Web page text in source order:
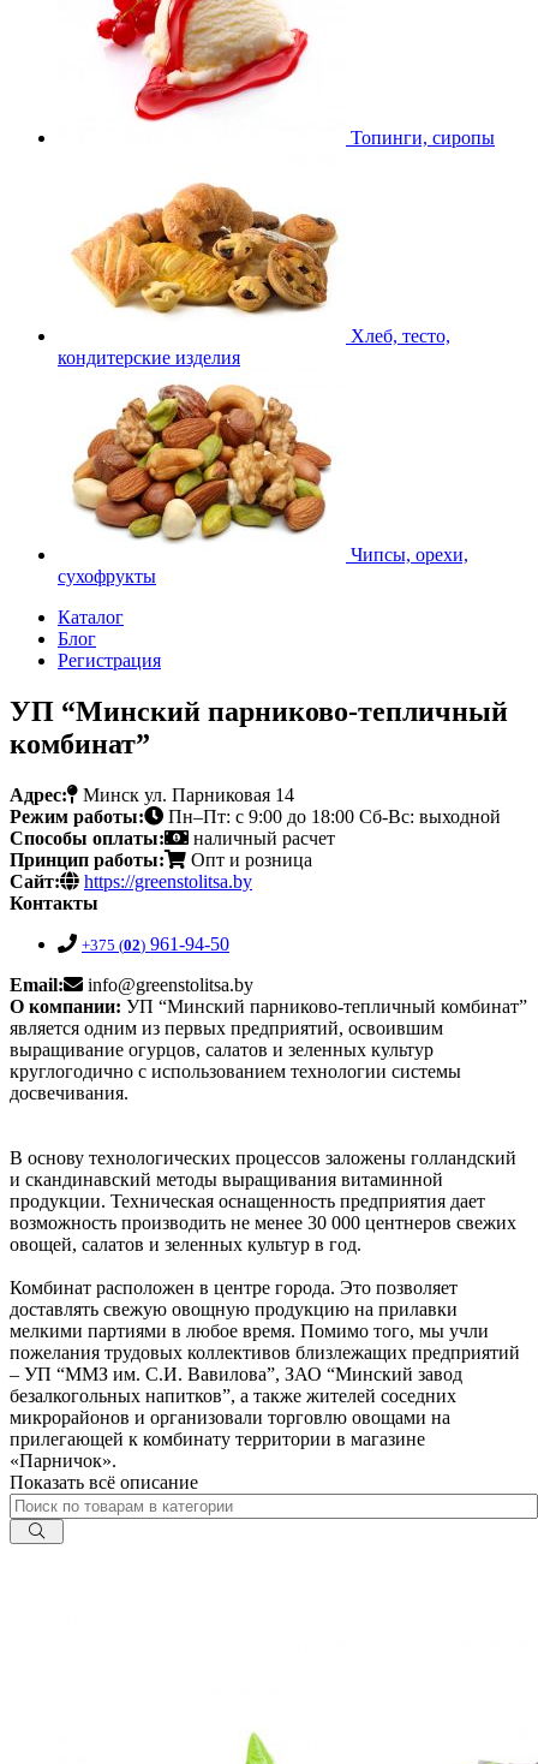
Топинги, сиропы
Хлеб, тесто,
кондитерские изделия
Чипсы, орехи,
сухофрукты
Каталог
Блог
Регистрация
УП “Минский парниково-тепличный
комбинат”
Адрес:
Минск ул. Парниковая 14
Режим работы:
Пн–Пт: с 9:00 до 18:00 Сб-Вс: выходной
Способы оплаты:
наличный расчет
Принцип работы:
Опт и розница
Сайт:
https://greenstolitsa.by
Контакты
+375 (02) 961-94-50
Email:
info@greenstolitsa.by
О компании: УП “Минский парниково-тепличный комбинат”
является одним из первых предприятий, освоившим
выращивание огурцов, салатов и зеленных культур
круглогодично с использованием технологии системы
досвечивания.
В основу технологических процессов заложены голландский
и скандинавский методы выращивания витаминной
продукции. Техническая оснащенность предприятия дает
возможность производить не менее 30 000 центнеров свежих
овощей, салатов и зеленных культур в год.
Комбинат расположен в центре города. Это позволяет
доставлять свежую овощную продукцию на прилавки
мелкими партиями в любое время. Помимо того, мы учли
пожелания трудовых коллективов близлежащих предприятий
– УП “ММЗ им. С.И. Вавилова”, ЗАО “Минский завод
безалкогольных напитков”, а также жителей соседних
микрорайонов и организовали торговлю овощами на
прилегающей к комбинату территории в магазине
«Парничок».
Показать всё описание